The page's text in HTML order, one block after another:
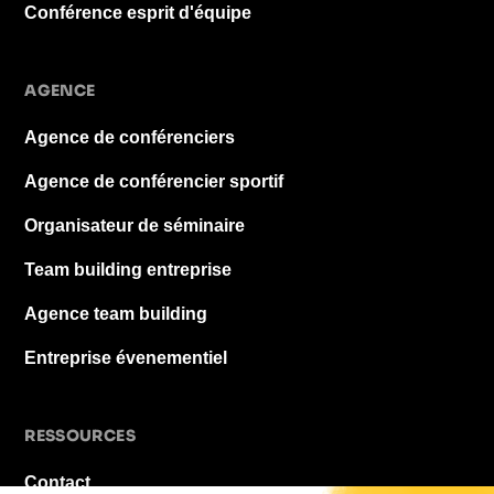
Conférence esprit d'équipe
AGENCE
Agence de conférenciers
Agence de conférencier sportif
Organisateur de séminaire
Team building entreprise
Agence team building
Entreprise évenementiel
RESSOURCES
Contact